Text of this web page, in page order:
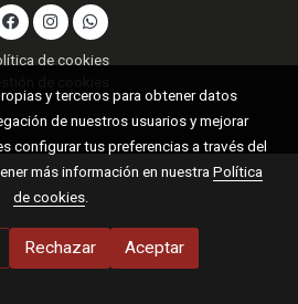
de cookies
y terceros para obtener datos
de nuestros usuarios y mejorar
configurar tus preferencias a través del
más información en nuestra Política
de cookies.
Rechazar Aceptar